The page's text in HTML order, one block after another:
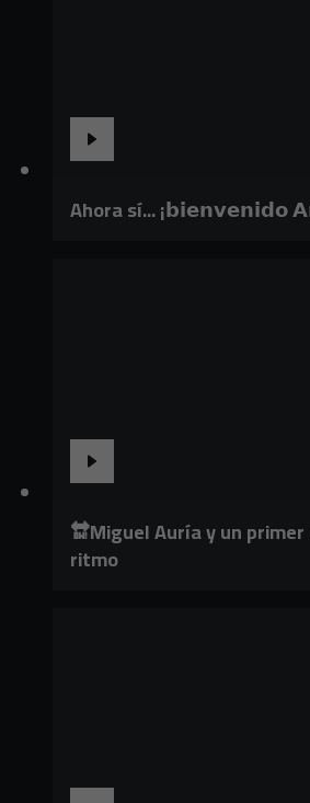
Ahora sí... ¡𝗯𝗶𝗲𝗻𝘃𝗲𝗻𝗶𝗱𝗼
🔛Miguel Auría y un
ritmo